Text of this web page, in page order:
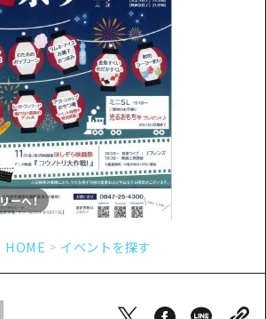
一覧
すめ
ト
ント・祭り
メ・酒
クリング
トライフ
コース
ルコース一覧
Hiroshima 公式ガイド
もしもトラベル
らしい非日常
市周辺
ト・体験
ット・体験一覧
市周辺
北
ト
セス
HOME イベントを探す
ーへ！